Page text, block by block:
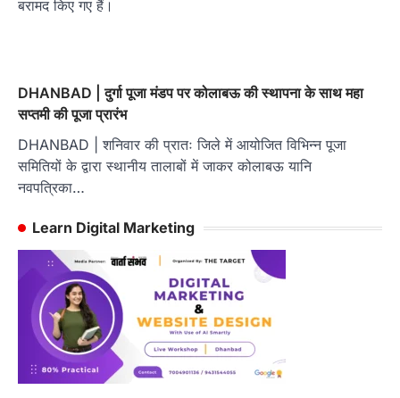
बरामद किए गए हैं।
DHANBAD | दुर्गा पूजा मंडप पर कोलाबऊ की स्थापना के साथ महा
सप्तमी की पूजा प्रारंभ
DHANBAD | शनिवार की प्रातः जिले में आयोजित विभिन्न पूजा
समितियों के द्वारा स्थानीय तालाबों में जाकर कोलाबऊ यानि
नवपत्रिका…
Learn Digital Marketing